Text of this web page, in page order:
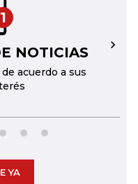
1
NOTICIAS
acuerdo a sus
→
YA